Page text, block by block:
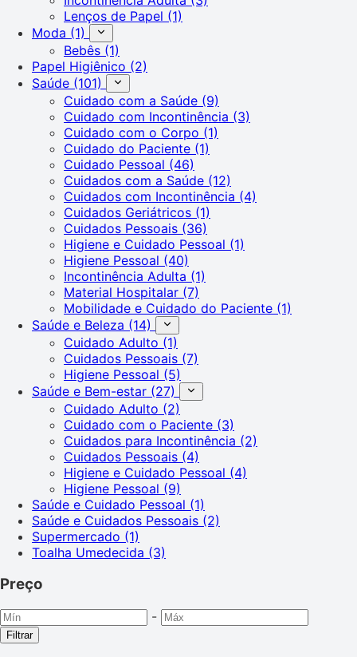
Lenços de Papel (1)
Moda (1)
Bebês (1)
Papel Higiênico (2)
Saúde (101)
Cuidado com a Saúde (9)
Cuidado com Incontinência (3)
Cuidado com o Corpo (1)
Cuidado do Paciente (1)
Cuidado Pessoal (46)
Cuidados com a Saúde (12)
Cuidados com Incontinência (4)
Cuidados Geriátricos (1)
Cuidados Pessoais (36)
Higiene e Cuidado Pessoal (1)
Higiene Pessoal (40)
Incontinência Adulta (1)
Material Hospitalar (7)
Mobilidade e Cuidado do Paciente (1)
Saúde e Beleza (14)
Cuidado Adulto (1)
Cuidados Pessoais (7)
Higiene Pessoal (5)
Saúde e Bem-estar (27)
Cuidado Adulto (2)
Cuidado com o Paciente (3)
Cuidados para Incontinência (2)
Cuidados Pessoais (4)
Higiene e Cuidado Pessoal (4)
Higiene Pessoal (9)
Saúde e Cuidado Pessoal (1)
Saúde e Cuidados Pessoais (2)
Supermercado (1)
Toalha Umedecida (3)
Preço
-
Filtrar